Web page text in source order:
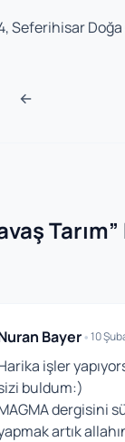
Seferihisar
←
Tarım
Bayer•10
işler
buldum:)
dergisini
artık